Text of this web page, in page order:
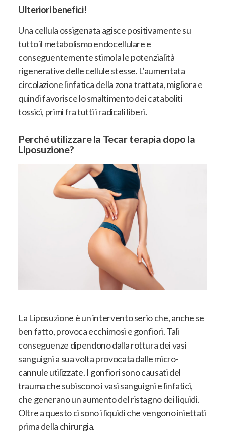
Ulteriori benefici!
Una cellula ossigenata agisce positivamente su
tutto il metabolismo endocellulare e
conseguentemente stimola le potenzialità
rigenerative delle cellule stesse. L’aumentata
circolazione linfatica della zona trattata, migliora e
quindi favorisce lo smaltimento dei cataboliti
tossici, primi fra tutti i radicali liberi.
Perché utilizzare la Tecar terapia dopo la
Liposuzione?
La Liposuzione è un intervento serio che, anche se
ben fatto, provoca ecchimosi e gonfiori. Tali
conseguenze dipendono dalla rottura dei vasi
sanguigni a sua volta provocata dalle micro-
cannule utilizzate. I gonfiori sono causati del
trauma che subiscono i vasi sanguigni e linfatici,
che generano un aumento del ristagno dei liquidi.
Oltre a questo ci sono i liquidi che vengono iniettati
prima della chirurgia.